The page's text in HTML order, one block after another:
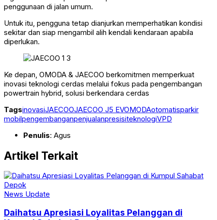
penggunaan di jalan umum.
Untuk itu, pengguna tetap dianjurkan memperhatikan kondisi
sekitar dan siap mengambil alih kendali kendaraan apabila
diperlukan.
Ke depan, OMODA & JAECOO berkomitmen memperkuat
inovasi teknologi cerdas melalui fokus pada pengembangan
powertrain hybrid, solusi berkendara cerdas
TagsinovasiJAECOOJAECOO J5 EVOMODAotomatisparkir
mobilpengembanganpenjualanpresisiteknologiVPD
Penulis: Agus
Artikel Terkait
News Update
Daihatsu Apresiasi Loyalitas Pelanggan di